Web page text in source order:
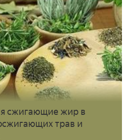
сжигающие жир в
трав и